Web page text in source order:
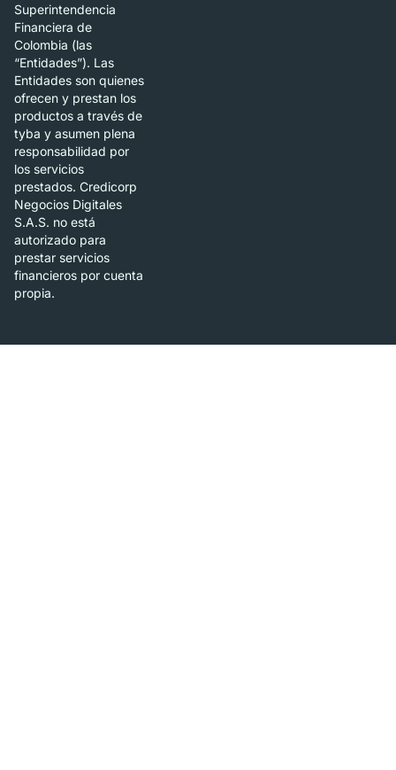
Superintendencia
Financiera de
Colombia (las
“Entidades”). Las
Entidades son quienes
ofrecen y prestan los
productos a través de
tyba y asumen plena
responsabilidad por
los servicios
prestados. Credicorp
Negocios Digitales
S.A.S. no está
autorizado para
prestar servicios
financieros por cuenta
propia.